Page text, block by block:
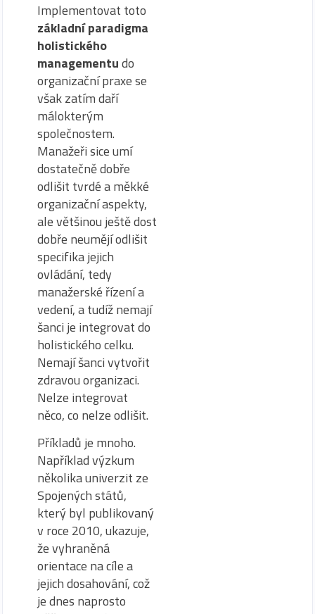
Implementovat toto
základní paradigma
holistického
managementudo
organizační praxe se
však zatím daří
málokterým
společnostem.
Manažeři sice umí
dostatečně dobře
odlišit tvrdé a měkké
organizační aspekty,
ale většinou ještě dost
dobře neumějí odlišit
specifika jejich
ovládání, tedy
manažerské řízení a
vedení, a tudíž nemají
šanci je integrovat do
holistického celku.
Nemají šanci vytvořit
zdravou organizaci.
Nelze integrovat
něco, co nelze odlišit.
Příkladů je mnoho.
Například výzkum
několika univerzit ze
Spojených států,
který byl publikovaný
v roce 2010, ukazuje,
že vyhraněná
orientace na cíle a
jejich dosahování, což
je dnes naprosto